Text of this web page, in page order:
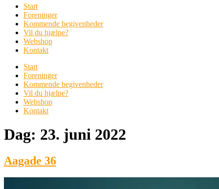
Start
Foreninger
Kommende begivenheder
Vil du hjælpe?
Webshop
Kontakt
Start
Foreninger
Kommende begivenheder
Vil du hjælpe?
Webshop
Kontakt
Dag: 23. juni 2022
Aagade 36